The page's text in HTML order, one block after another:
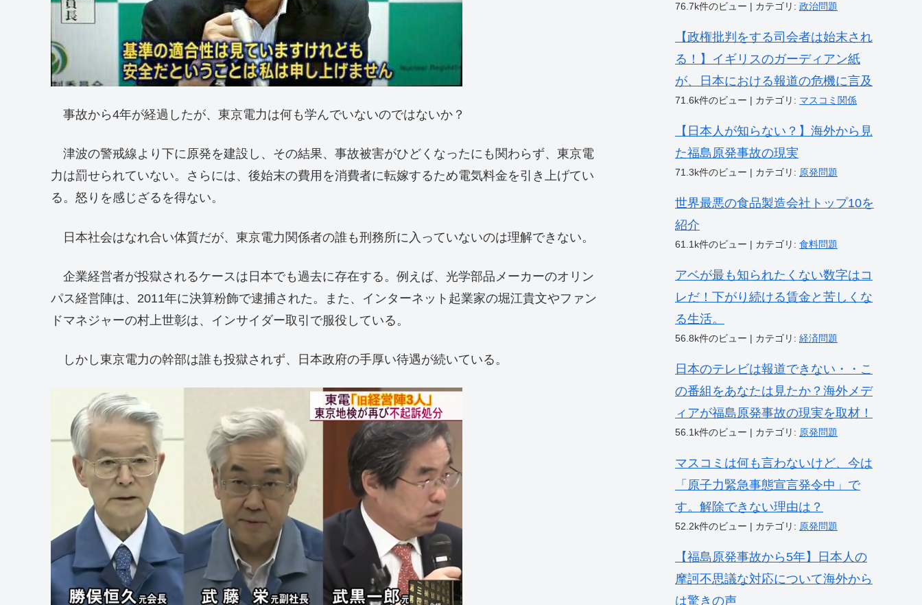
事故から4年が経過したが、東京電力は何も学んでいないのではないか？
津波の警戒線より下に原発を建設し、その結果、事故被害がひどくなったにも関わらず、東京電
力は罰せられていない。さらには、後始末の費用を消費者に転嫁するため電気料金を引き上げてい
る。怒りを感じざるを得ない。
日本社会はなれ合い体質だが、東京電力関係者の誰も刑務所に入っていないのは理解できない。
企業経営者が投獄されるケースは日本でも過去に存在する。例えば、光学部品メーカーのオリン
パス経営陣は、2011年に決算粉飾で逮捕された。また、インターネット起業家の堀江貴文やファン
ドマネジャーの村上世彰は、インサイダー取引で服役している。
しかし東京電力の幹部は誰も投獄されず、日本政府の手厚い待遇が続いている。
76.7k件のビュー | カテゴリ: 政治問題
【政権批判をする司会者は始末され
る！】イギリスのガーディアン紙
が、日本における報道の危機に言及
71.6k件のビュー | カテゴリ: マスコミ関係
【日本人が知らない？】海外から見
た福島原発事故の現実
71.3k件のビュー | カテゴリ: 原発問題
世界最悪の食品製造会社トップ10を
紹介
61.1k件のビュー | カテゴリ: 食料問題
アベが最も知られたくない数字はコ
レだ！下がり続ける賃金と苦しくな
る生活。
56.8k件のビュー | カテゴリ: 経済問題
日本のテレビは報道できない・・こ
の番組をあなたは見たか？海外メデ
ィアが福島原発事故の現実を取材！
56.1k件のビュー | カテゴリ: 原発問題
マスコミは何も言わないけど、今は
「原子力緊急事態宣言発令中」で
す。解除できない理由は？
52.2k件のビュー | カテゴリ: 原発問題
【福島原発事故から5年】日本人の
摩訶不思議な対応について海外から
は驚きの声